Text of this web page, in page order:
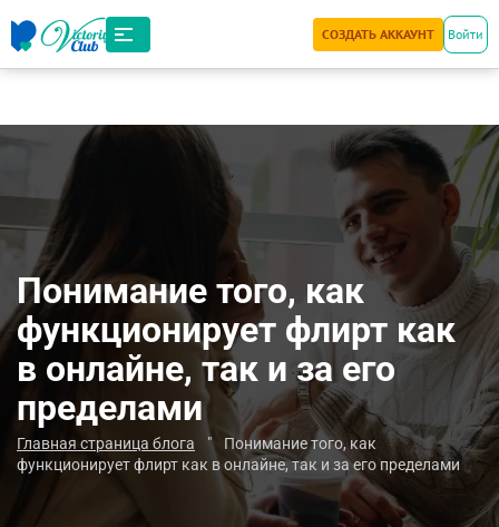
СОЗДАТЬ АККАУНТ Войти
Понимание того, как
функционирует флирт как
в онлайне, так и за его
пределами
Главная страница блога "
Понимание того, как
функционирует флирт как в онлайне, так и за его пределами